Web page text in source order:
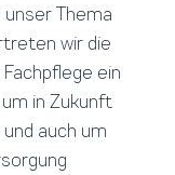
Thema
wir die
ein
in Zukunft
auch um